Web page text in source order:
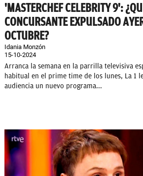
'MASTERCHEF CELEBRITY 9':
CONCURSANTE EXPULSADO
OCTUBRE?
Idania Monzón
15-10-2024
Arranca la semana en la parrilla televisiva
habitual en el prime time de los lunes, La 1
audiencia un nuevo programa...